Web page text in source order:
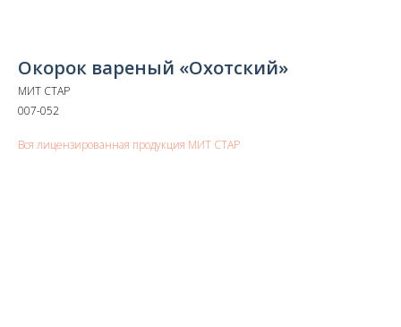
Окорок вареный «Охотский»
МИТ СТАР
007-052
Вся лицензированная продукция МИТ СТАР